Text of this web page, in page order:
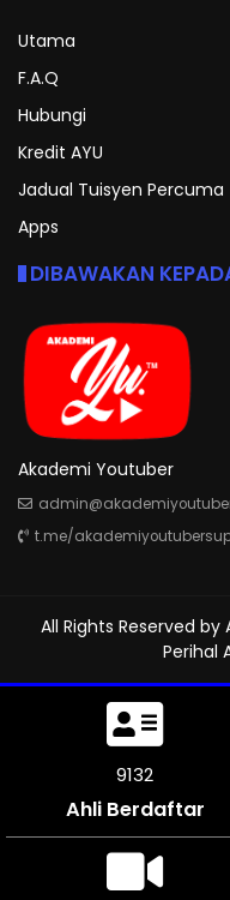
Utama
F.A.Q
Hubungi
Kredit AYU
Jadual Tuisyen Percuma
Apps
DIBAWAKAN
Akademi Youtuber
t.me/
All Rights Reserved by
Perihal
9618
Ahli Berdaftar